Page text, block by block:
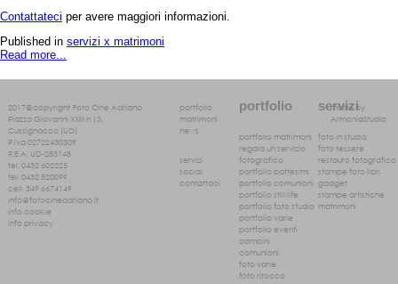
Contattateci per avere maggiori informazioni.
Published in servizi x matrimoni
Read more...
2017@copyrightFoto Cine Adriano
Piazza Giovanni XXIII n.13,
Cussignacco (UD)
P.iva 02722430309
R.E.A. UD-283148
tel. 0432 602225
tel. 0432 520099
cell. 349 6674149
info@fotocineadriano.it
info cookie
info privacy
portfolio
matrimoni
news
servizi
social
contattaci
portfolio
portfolio matrimoni
regala un servizio
fotografico
portfolio battesimi
portfolio comunioni
portfolio still life
portfolio foto studio
portfolio varie
portfolio eventi
bambini
comunioni
foto varie
foto ritocco
servizi
foto in studio
foto tessere
restauro fotografico
stampe foto libri
gadget
stampe artistiche
matrimoni
made by
ArmoniaStudio